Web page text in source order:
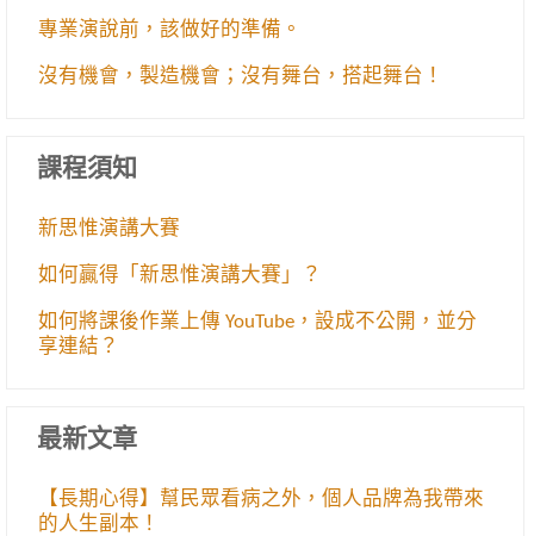
專業演說前，該做好的準備。
沒有機會，製造機會；沒有舞台，搭起舞台！
課程須知
新思惟演講大賽
如何贏得「新思惟演講大賽」？
如何將課後作業上傳 YouTube，設成不公開，並分
享連結？
最新文章
【長期心得】幫民眾看病之外，個人品牌為我帶來
的人生副本！